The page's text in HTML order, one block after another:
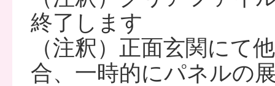
終了します
（注釈）正面玄関にて
合、一時的にパネルの